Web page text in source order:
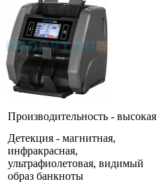
Производительность - высокая
Детекция - магнитная,
инфракрасная,
ультрафиолетовая, видимый
образ банкноты